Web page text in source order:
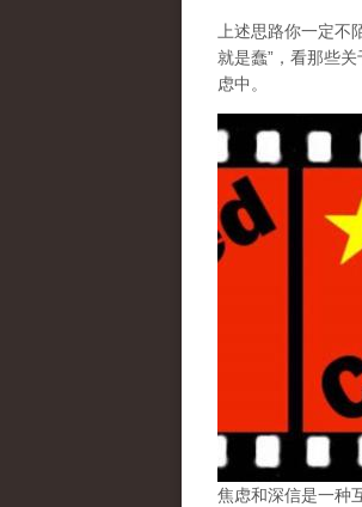
上述思路你一定
就是蠢”，看那些
虑中。
焦虑和深信是一种